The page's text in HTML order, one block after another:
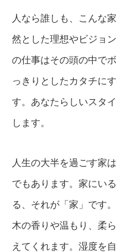
人なら誰しも、こんな
然とした理想やビジョ
の仕事はその頭の中で
っきりとしたカタチに
す。あなたらしいスタ
します。
人生の大半を過ごす家
でもあります。家にい
る、それが「家」です。
木の香りや温もり、柔
えてくれます。湿度を